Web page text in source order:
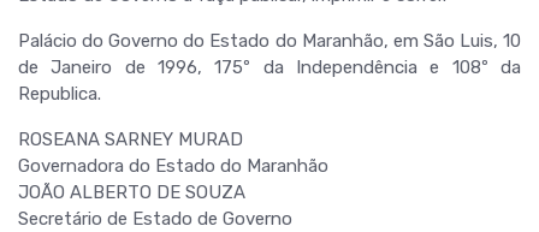
Palácio do Governo do Estado do Maranhão, em São Luis, 10
de Janeiro de 1996, 175º da Independência e 108º da
Republica.
ROSEANA SARNEY MURAD
Governadora do Estado do Maranhão
JOÃO ALBERTO DE SOUZA
Secretário de Estado de Governo